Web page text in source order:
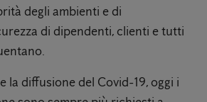
degli ambienti e di
di dipendenti, clienti e tutti
la diffusione del Covid-19, oggi i